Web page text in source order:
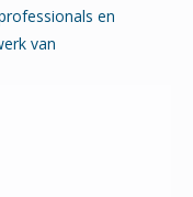
en
van